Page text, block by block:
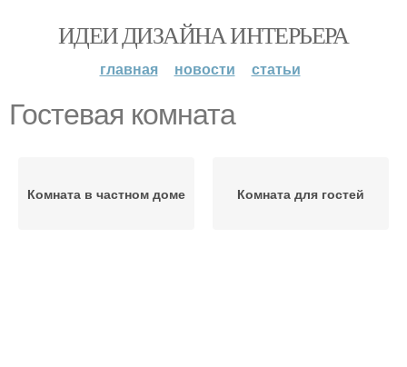
ИДЕИ ДИЗАЙНА ИНТЕРЬЕРА
главная новости статьи
Гостевая комната
Комната в частном доме Комната для гостей